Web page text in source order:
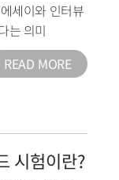
에세이와 인터뷰
는 의미
READ MORE
시험이란?